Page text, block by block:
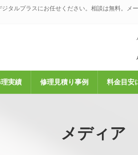
タルプラスにお任せください。相談は無料。
実績 修理見積り事例 料金目安
メディア